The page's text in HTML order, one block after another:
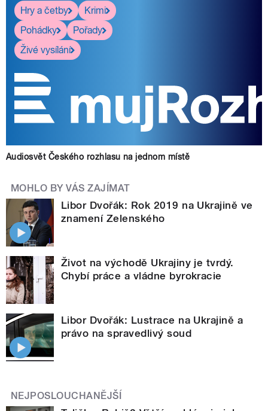
Hry a četby
Krimi
Pohádky
Pořady
Živé vysílání
Audiosvět Českého rozhlasu na jednom místě
MOHLO BY VÁS ZAJÍMAT
Libor Dvořák: Rok 2019 na Ukrajině ve
znamení Zelenského
Život na východě Ukrajiny je tvrdý.
Chybí práce a vládne byrokracie
Libor Dvořák: Lustrace na Ukrajině a
právo na spravedlivý soud
NEJPOSLOUCHANĚJŠÍ